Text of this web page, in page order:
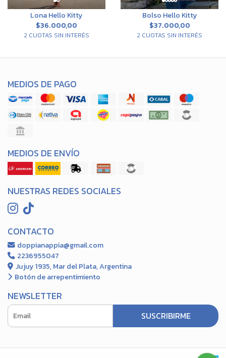
Lona Hello Kitty
$36.000,00
2 CUOTAS SIN INTERÉS
Bolso Hello Kitty
$37.000,00
2 CUOTAS SIN INTERÉS
MEDIOS DE PAGO
MEDIOS DE ENVÍO
NUESTRAS REDES SOCIALES
CONTACTO
doppianappia@gmail.com
2236955047
Jujuy 1935, Mar del Plata, Argentina
Botón de arrepentimiento
NEWSLETTER
SUSCRIBIRME